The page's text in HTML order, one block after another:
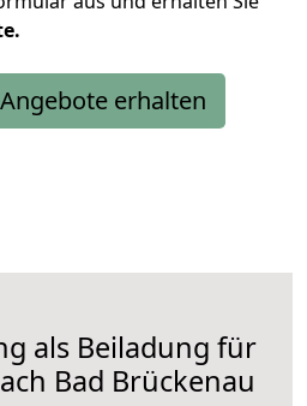
erhalten
als Beiladung für
Bad Brückenau